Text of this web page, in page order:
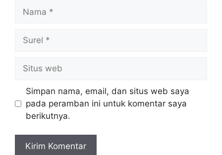
web
Simpan nama, email, dan situs web saya
pada peramban ini untuk komentar saya
berikutnya.